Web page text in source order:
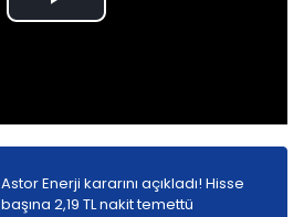
Play
Astor Enerji kararını açıkladı! Hisse
başına 2,19 TL nakit temettü